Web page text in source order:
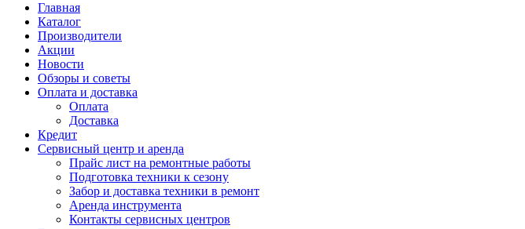
Главная
Каталог
Производители
Акции
Новости
Обзоры и советы
Оплата и доставка
Оплата
Доставка
Кредит
Сервисный центр и аренда
Прайс лист на ремонтные работы
Подготовка техники к сезону
Забор и доставка техники в ремонт
Аренда инструмента
Контакты сервисных центров